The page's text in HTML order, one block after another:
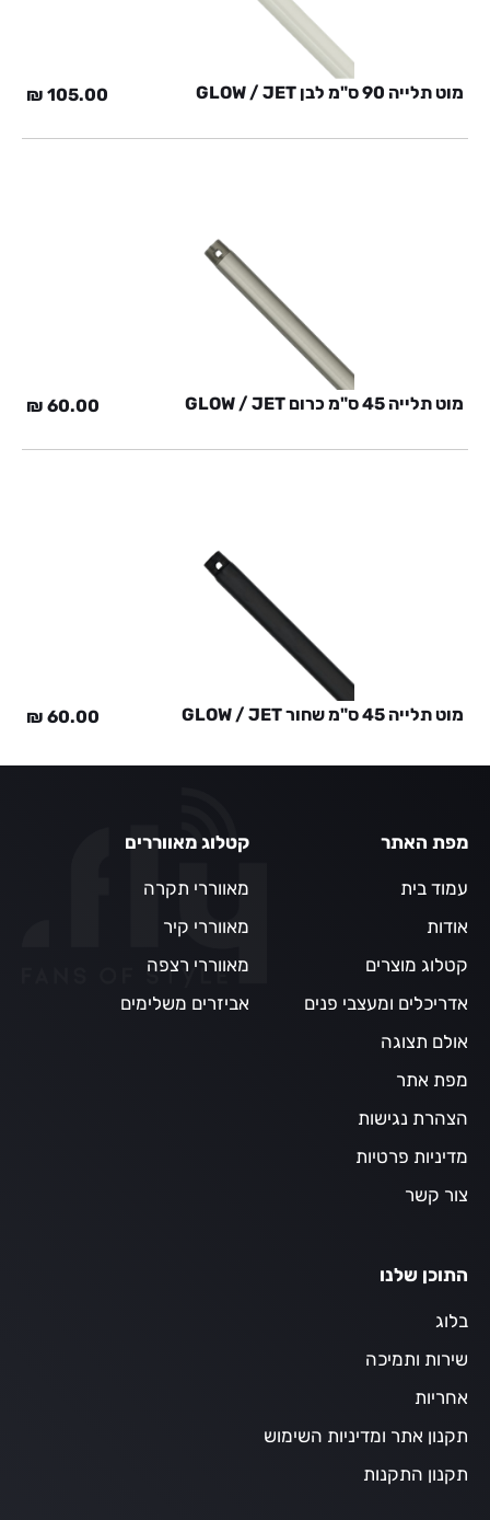
מוט תלייה 90 ס"מ לבן GLOW / JET 105.00
₪
מוט תלייה 45 ס"מ כרום GLOW / JET 60.00
₪
מוט תלייה 45 ס"מ שחור GLOW / JET 60.00
₪
מפת האתר
עמוד בית
אודות
קטלוג מוצרים
אדריכלים ומעצבי פנים
אולם תצוגה
מפת אתר
הצהרת נגישות
מדיניות פרטיות
צור קשר
קטלוג מאווררים
מאווררי תקרה
מאווררי קיר
מאווררי רצפה
אביזרים משלימים
התוכן שלנו
בלוג
שירות ותמיכה
אחריות
תקנון אתר ומדיניות השימוש
תקנון התקנות